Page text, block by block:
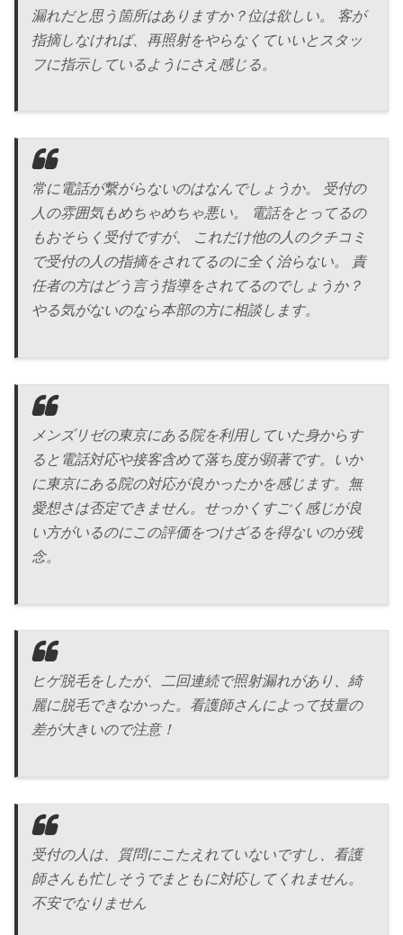
漏れだと思う箇所はありますか？位は欲しい。 客が
指摘しなければ、再照射をやらなくていいとスタッ
フに指示しているようにさえ感じる。
常に電話が繋がらないのはなんでしょうか。 受付の
人の雰囲気もめちゃめちゃ悪い。 電話をとってるの
もおそらく受付ですが、 これだけ他の人のクチコミ
で受付の人の指摘をされてるのに全く治らない。 責
任者の方はどう言う指導をされてるのでしょうか？
やる気がないのなら本部の方に相談します。
メンズリゼの東京にある院を利用していた身からす
ると電話対応や接客含めて落ち度が顕著です。いか
に東京にある院の対応が良かったかを感じます。無
愛想さは否定できません。せっかくすごく感じが良
い方がいるのにこの評価をつけざるを得ないのが残
念。
ヒゲ脱毛をしたが、二回連続で照射漏れがあり、綺
麗に脱毛できなかった。看護師さんによって技量の
差が大きいので注意！
受付の人は、質問にこたえれていないですし、看護
師さんも忙しそうでまともに対応してくれません。
不安でなりません